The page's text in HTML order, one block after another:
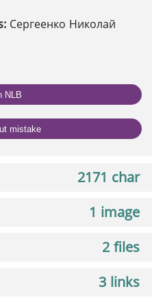
Сергеенко Николай
NLB
mistake
2171 char
1 image
2 files
3 links